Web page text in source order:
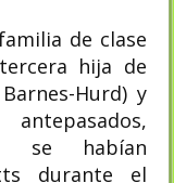
de clase
hija de
Hurd) y
se habían
durante el